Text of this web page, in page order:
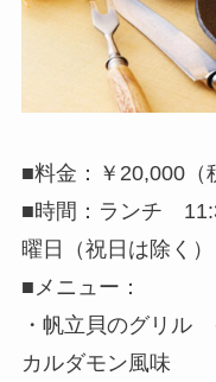
■料金：￥20,000（
■時間：ランチ
曜日（祝日は除く）
■メニュー：
・帆立貝のグリル
カルダモン風味